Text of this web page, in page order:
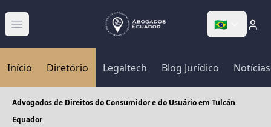
Abrir menú 🇧🇷
Início Diretório Legaltech Blog Jurídico Notícias
Advogados de Direitos do Consumidor e do Usuário em Tulcán
Equador